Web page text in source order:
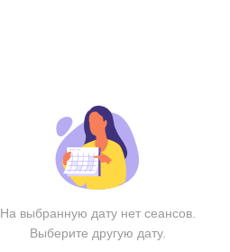
На выбранную дату нет сеансов.
Выберите другую дату.